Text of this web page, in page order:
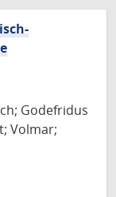
Godefridus
Volmar;